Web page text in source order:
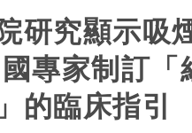
研究顯示吸
專家制訂
的臨床指引